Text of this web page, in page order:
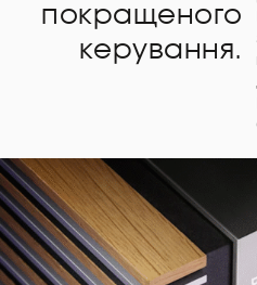
покращеного
керування.